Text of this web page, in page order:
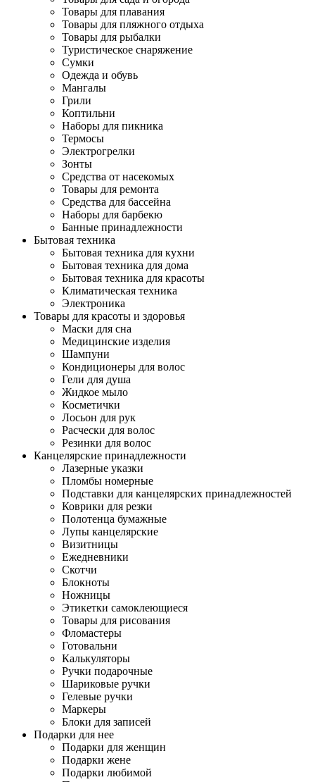
Товары для плавания
Товары для пляжного отдыха
Товары для рыбалки
Туристическое снаряжение
Сумки
Одежда и обувь
Мангалы
Грили
Коптильни
Наборы для пикника
Термосы
Электрогрелки
Зонты
Средства от насекомых
Товары для ремонта
Средства для бассейна
Наборы для барбекю
Банные принадлежности
Бытовая техника
Бытовая техника для кухни
Бытовая техника для дома
Бытовая техника для красоты
Климатическая техника
Электроника
Товары для красоты и здоровья
Маски для сна
Медицинские изделия
Шампуни
Кондиционеры для волос
Гели для душа
Жидкое мыло
Косметички
Лосьон для рук
Расчески для волос
Резинки для волос
Канцелярские принадлежности
Лазерные указки
Пломбы номерные
Подставки для канцелярских принадлежностей
Коврики для резки
Полотенца бумажные
Лупы канцелярские
Визитницы
Ежедневники
Скотчи
Блокноты
Ножницы
Этикетки самоклеющиеся
Товары для рисования
Фломастеры
Готовальни
Калькуляторы
Ручки подарочные
Шариковые ручки
Гелевые ручки
Маркеры
Блоки для записей
Подарки для нее
Подарки для женщин
Подарки жене
Подарки любимой